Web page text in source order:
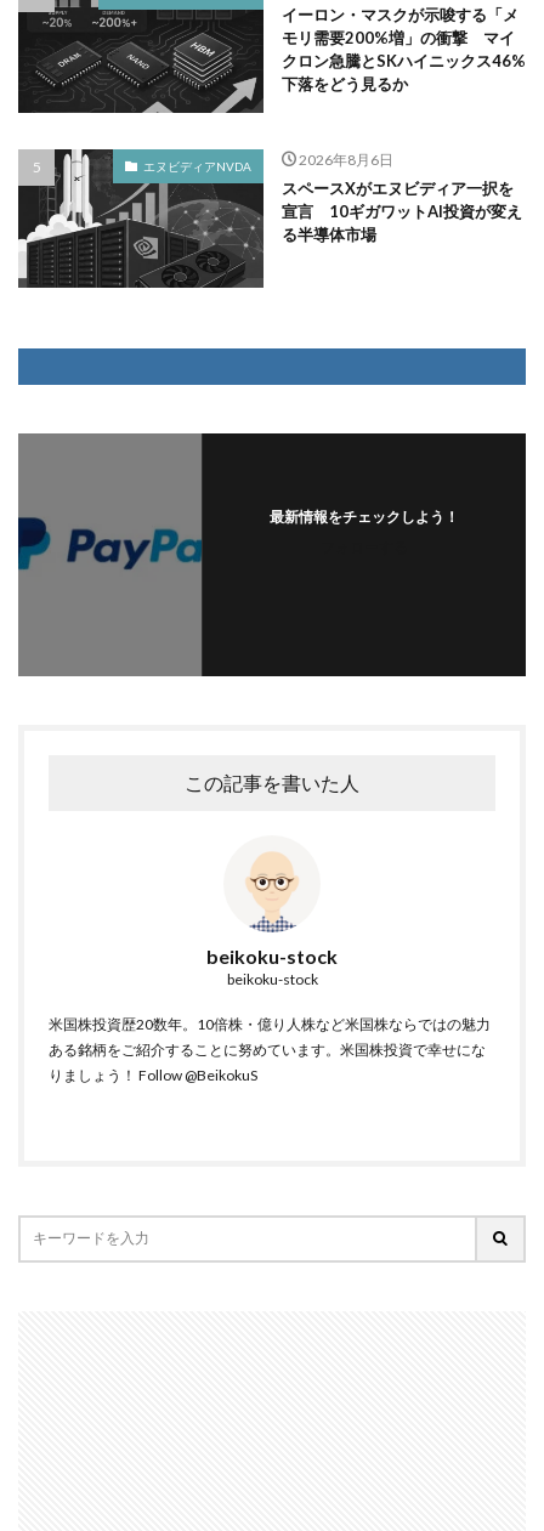
イーロン・マスクが示唆する「メ
モリ需要200%増」の衝撃 マイ
クロン急騰とSKハイニックス46%
下落をどう見るか
エヌビディアNVDA 2026年8月6日
スペースXがエヌビディア一択を
宣言 10ギガワットAI投資が変え
る半導体市場
最新情報をチェックしよう！
この記事を書いた人
beikoku-stock
beikoku-stock
米国株投資歴20数年。10倍株・億り人株など米国株ならではの魅力
ある銘柄をご紹介することに努めています。米国株投資で幸せにな
りましょう！ Follow @BeikokuS